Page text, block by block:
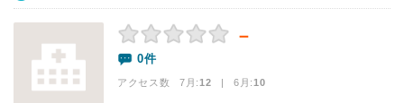
－
0件
アクセス数 7月:12 | 6月:10